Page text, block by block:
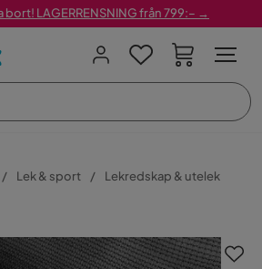
LAGERRENSNING från 799:– →
Lek & sport Lekredskap & utelek